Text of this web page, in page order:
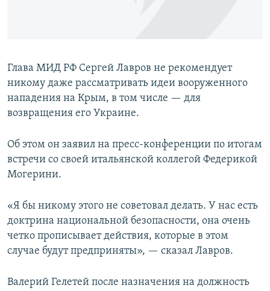
УКРАИНСКАЯ ПРОБЛЕМА КРЫМА
Все сайты RFE/RL
Глава МИД РФ Сергей Лавров не рекомендует
никому даже рассматривать идеи вооруженного
нападения на Крым, в том числе — для
возвращения его Украине.
Об этом он заявил на пресс-конференции по итогам
встречи со своей итальянской коллегой Федерикой
Могерини.
«Я бы никому этого не советовал делать. У нас есть
доктрина национальной безопасности, она очень
четко прописывает действия, которые в этом
случае будут предприняты», — сказал Лавров.
Валерий Гелетей после назначения на должность